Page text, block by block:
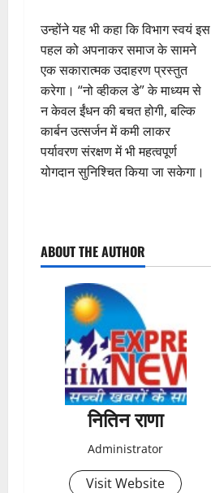
उन्होंने यह भी कहा कि विभाग स्वयं इस
पहल को अपनाकर समाज के सामने
एक सकारात्मक उदाहरण प्रस्तुत
करेगा। “नो व्हीकल डे” के माध्यम से
न केवल ईंधन की बचत होगी, बल्कि
कार्बन उत्सर्जन में कमी लाकर
पर्यावरण संरक्षण में भी महत्वपूर्ण
योगदान सुनिश्चित किया जा सकेगा।
o
ABOUT THE AUTHOR
नितिन राणा
Administrator
Visit Website